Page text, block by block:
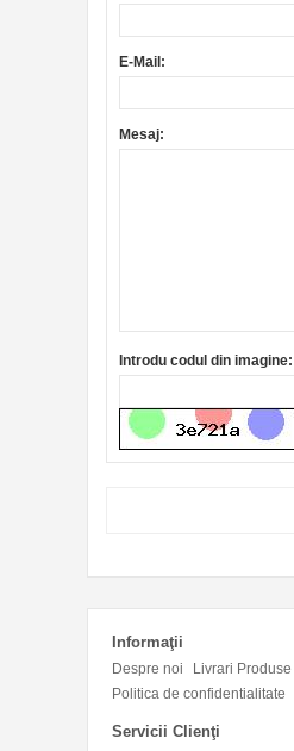
E-Mail:
Mesaj:
Introdu codul din imagine:
Informaţii
Despre noi
Livrari Produse
Politica de confidentialitate
Servicii Clienţi